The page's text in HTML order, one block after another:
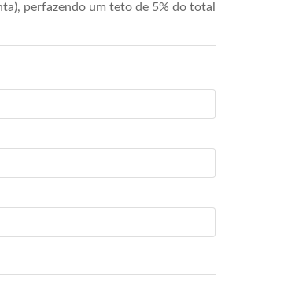
perfazendo um teto de 5% do total